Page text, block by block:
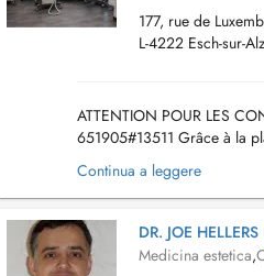
177, rue de
L-4222 Esch-sur-
ATTENTION POUR LES
651905#13511 Grâce à la
de la transpiration Miradry
Continua a leggere
DR. JOE HELLERS
Medicina estetica,